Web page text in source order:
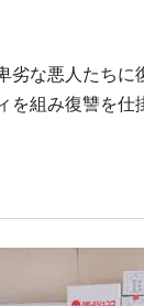
劣な悪人たち
組み復讐を仕